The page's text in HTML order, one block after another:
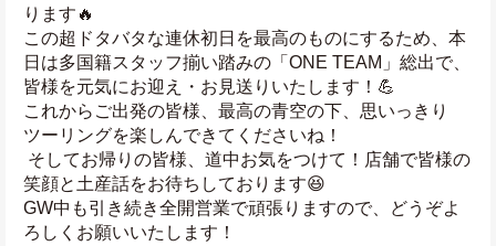
ります🔥
この超ドタバタな連休初日を最高のものにするため、本
日は多国籍スタッフ揃い踏みの「ONE TEAM」総出で、
皆様を元気にお迎え・お見送りいたします！💪
これからご出発の皆様、最高の青空の下、思いっきり
ツーリングを楽しんできてくださいね！
笑顔と土産話をお待ちしております😆
GW中も引き続き全開営業で頑張りますので、どうぞよ
ろしくお願いいたします！